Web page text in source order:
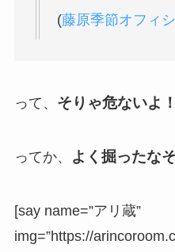
(藤原季節オフィ
って、 そりゃ危ないよ
ってか、 よく掘ったな
[say name=”アリ蔵”
img=”https://